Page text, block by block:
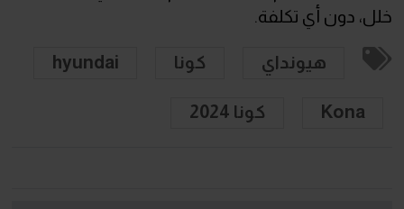
خلل، دون أي تكلفة.
هيونداي كونا hyundai
Kona كونا 2024